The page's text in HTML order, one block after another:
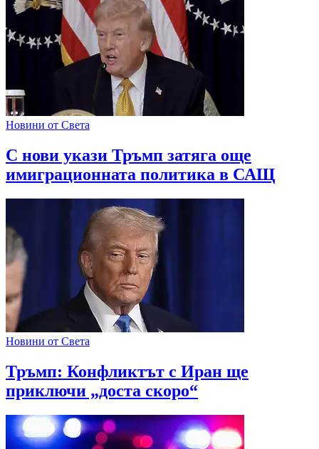
Новини от Света
С нови укази Тръмп затяга още
имиграционната политика в САЩ
Новини от Света
Тръмп: Конфликтът с Иран ще
приключи „доста скоро“